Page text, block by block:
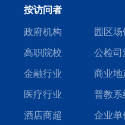
按访问者
政府机构 园区场
高职院校 公检司
金融行业 商业地
医疗行业 普教系
酒店商超 企业单